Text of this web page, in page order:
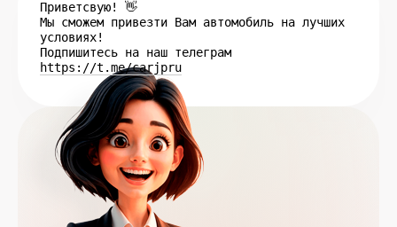
Приветсвую! 👋
Мы сможем привезти Вам автомобиль на лучших
условиях!
Подпишитесь на наш телеграм
https://t.me/carjpru